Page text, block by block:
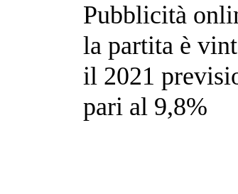
Pubblicità
la partita è
il 2021
pari al 9,8%